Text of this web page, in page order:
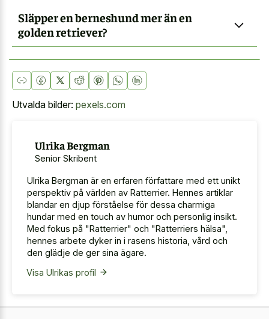
Släpper en berneshund mer än en
golden retriever?
Utvalda bilder: pexels.com
Ulrika Bergman
Senior Skribent
Ulrika Bergman är en erfaren författare med ett unikt
perspektiv på världen av Ratterrier. Hennes artiklar
blandar en djup förståelse för dessa charmiga
hundar med en touch av humor och personlig insikt.
Med fokus på "Ratterrier" och "Ratterriers hälsa",
hennes arbete dyker in i rasens historia, vård och
den glädje de ger sina ägare.
Visa Ulrikas profil